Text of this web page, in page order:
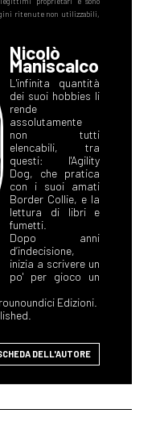
Nicolò
Maniscalco
L'infinita quantità
dei suoi hobbies li
rende
assolutamente
non tutti
elencabili, tra
questi: l'Agility
Dog, che pratica
con i suoi amati
Border Collie, e la
lettura di libri e
fumetti.
Dopo anni
d’indecisione,
inizia a scrivere un
po' per gioco un
Edizioni.
DELL'AUTORE